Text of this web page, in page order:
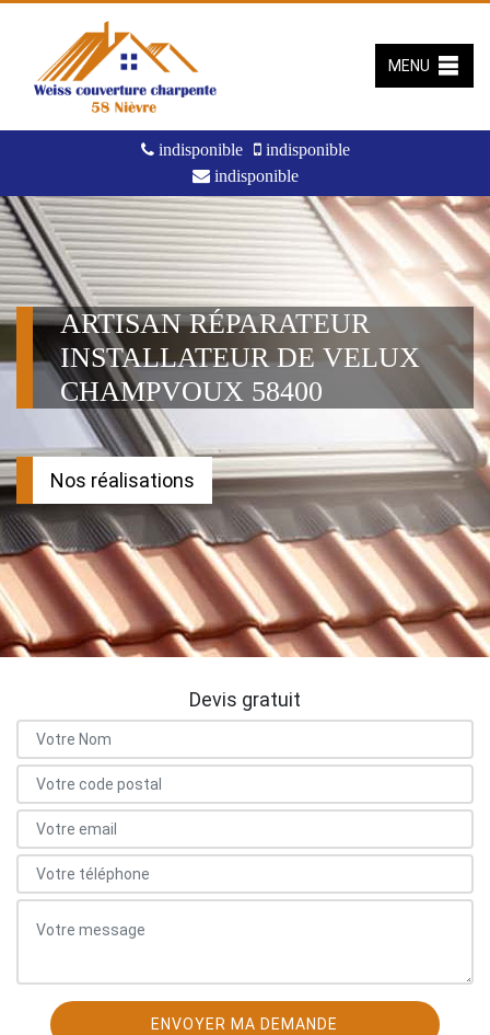
indisponible
indisponible
indisponible
MENU
ARTISAN RÉPARATEUR
INSTALLATEUR DE VELUX
CHAMPVOUX 58400
Nos réalisations
Devis gratuit